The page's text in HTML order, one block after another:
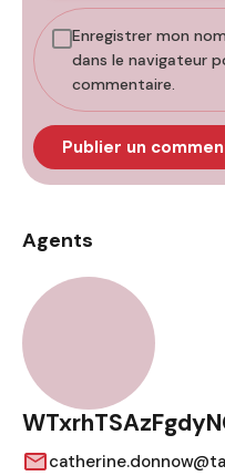
Enregistrer mon
dans le navigateur
commentaire.
Agents